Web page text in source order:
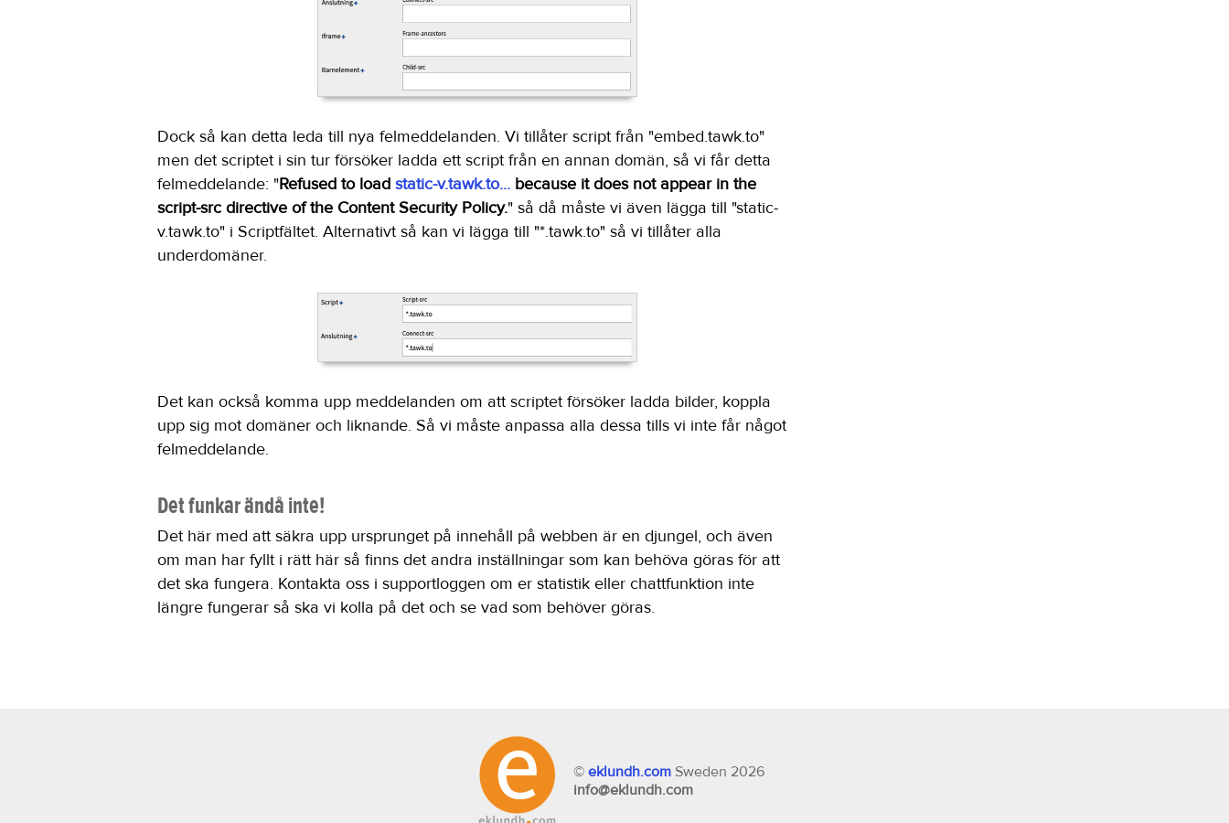
Dock så kan detta leda till nya felmeddelanden. Vi tillåter script från "embed.tawk.to"
men det scriptet i sin tur försöker ladda ett script från en annan domän, så vi får detta
felmeddelande: "Refused to load static-v.tawk.to... because it does not appear in the
script-src directive of the Content Security Policy." så då måste vi även lägga till "static-
v.tawk.to" i Scriptfältet. Alternativt så kan vi lägga till "*.tawk.to" så vi tillåter alla
underdomäner.
Det kan också komma upp meddelanden om att scriptet försöker ladda bilder, koppla
upp sig mot domäner och liknande. Så vi måste anpassa alla dessa tills vi inte får något
felmeddelande.
Det funkar ändå inte!
Det här med att säkra upp ursprunget på innehåll på webben är en djungel, och även
om man har fyllt i rätt här så finns det andra inställningar som kan behöva göras för att
det ska fungera. Kontakta oss i supportloggen om er statistik eller chattfunktion inte
längre fungerar så ska vi kolla på det och se vad som behöver göras.
© eklundh.com Sweden 2026
info@eklundh.com